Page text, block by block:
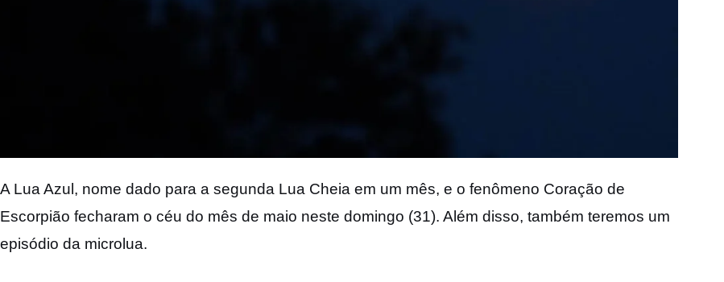
A Lua Azul, nome dado para a segunda Lua Cheia em um mês, e o fenômeno Coração de
Escorpião fecharam o céu do mês de maio neste domingo (31). Além disso, também teremos um
episódio da microlua.